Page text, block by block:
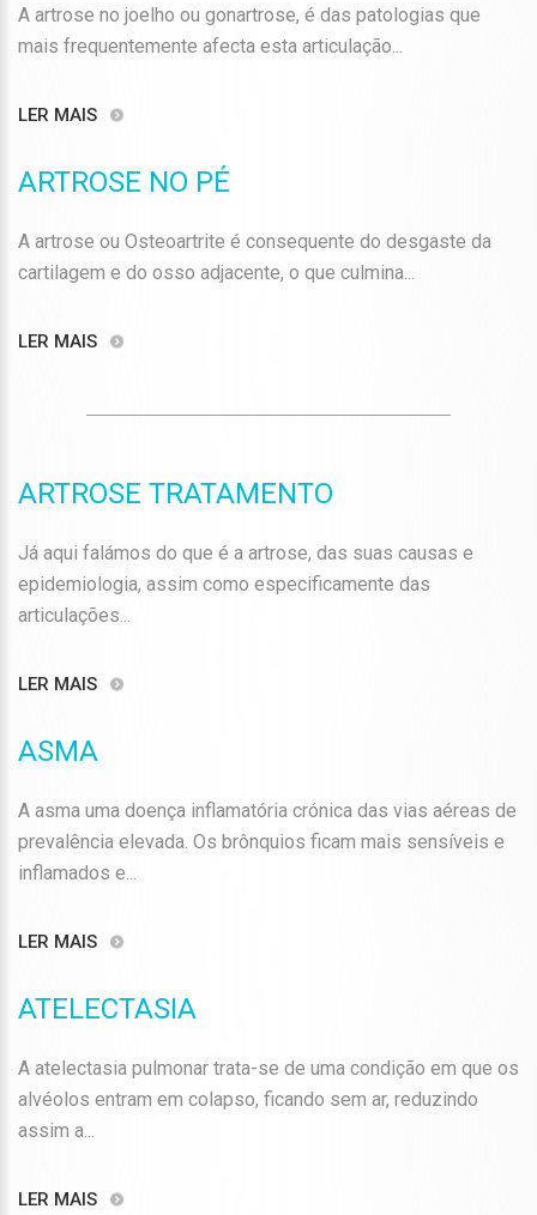
A artrose no joelho ou gonartrose, é das patologias que
mais frequentemente afecta esta articulação...
LER MAIS
ARTROSE NO PÉ
A artrose ou Osteoartrite é consequente do desgaste da
cartilagem e do osso adjacente, o que culmina...
LER MAIS
ARTROSE TRATAMENTO
Já aqui falámos do que é a artrose, das suas causas e
epidemiologia, assim como especificamente das
articulações...
LER MAIS
ASMA
A asma uma doença inflamatória crónica das vias aéreas de
prevalência elevada. Os brônquios ficam mais sensíveis e
inflamados e...
LER MAIS
ATELECTASIA
A atelectasia pulmonar trata-se de uma condição em que os
alvéolos entram em colapso, ficando sem ar, reduzindo
assim a...
LER MAIS